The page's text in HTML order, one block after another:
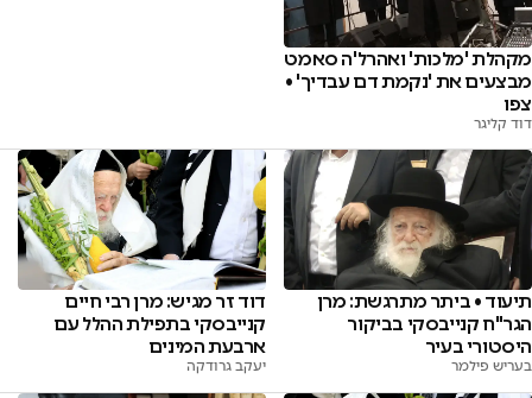
מקהלת 'מלכות' ואהרל'ה סאמט
מבצעים את 'נקמת דם עבדיך' •
צפו
דוד קליגר
תיעוד • ביתר מתרגשת: מרן
הגר"ח קנייבסקי בביקור
היסטורי בעיר
בעריש פילמר
דוד זר מגיש: מרן רבי חיים
קנייבסקי בתפילת ההלל עם
ארבעת המינים
יעקב גרודקה